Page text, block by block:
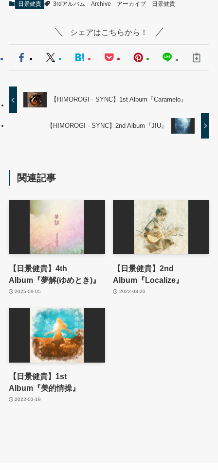
日景健貴 3rdアルバム Archive アーカイブ 日景健貴
シェアはこちらから！
【HIMOROGI - SYNC】1st Album『Caramelo』
【HIMOROGI - SYNC】2nd Album『JIU』
関連記事
【日景健貴】4th
Album『夢解(ゆめとき)』
2025-09-05
【日景健貴】2nd
Album『Localize』
2022-03-20
【日景健貴】1st
Album『美的情操』
2022-03-19